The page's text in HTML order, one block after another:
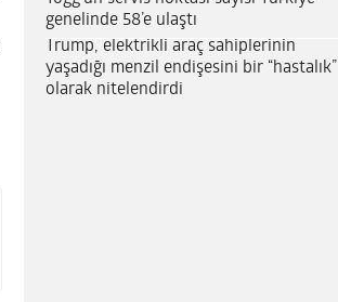
genelinde 58’e ulaştı
Trump, elektrikli araç sahiplerinin
yaşadığı menzil endişesini bir “hastalık”
olarak nitelendirdi